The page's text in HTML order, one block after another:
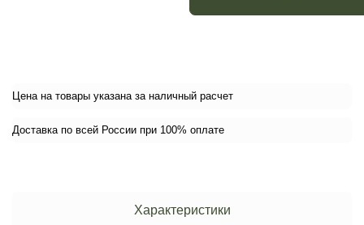
Цена на товары указана за наличный расчет
Доставка по всей России при 100% оплате
Характеристики